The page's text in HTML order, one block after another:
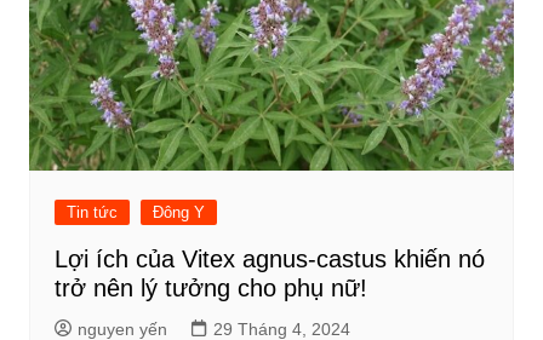
Tin tức Đông Y
Lợi ích của Vitex agnus-castus khiến nó
trở nên lý tưởng cho phụ nữ!
nguyen yến 29 Tháng 4, 2024